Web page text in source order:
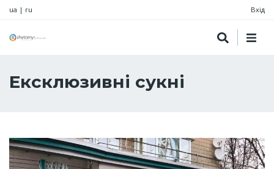
ua | ru Вхід
Ексклюзивні сукні